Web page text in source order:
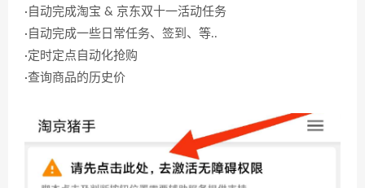
·自动完成淘宝 & 京东双十一活动任务
·自动完成一些日常任务、签到、等..
·定时定点自动化抢购
·查询商品的历史价